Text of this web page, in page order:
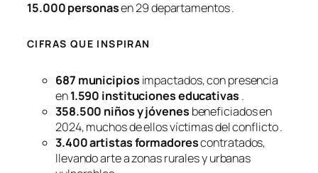
15.000 personasen 29 departamentos .
CIFRAS QUE INSPIRAN
687 municipios impactados, con presencia
en1.590 instituciones educativas .
358.500 niños y jóvenes beneficiados en
2024, muchos de ellos víctimas del conflicto .
3.400 artistas formadorescontratados,
llevando arte a zonas rurales y urbanas